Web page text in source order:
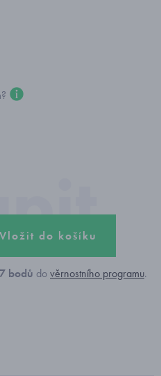
Vložit do košíku
bodů dověrnostního programu.